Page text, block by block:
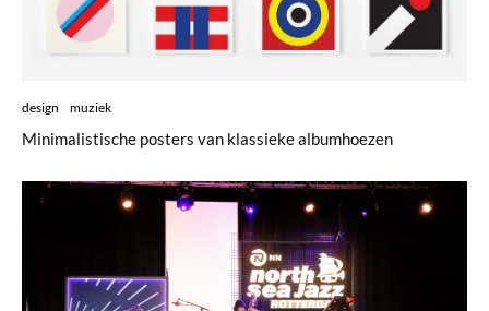
design muziek
Minimalistische posters van klassieke albumhoezen